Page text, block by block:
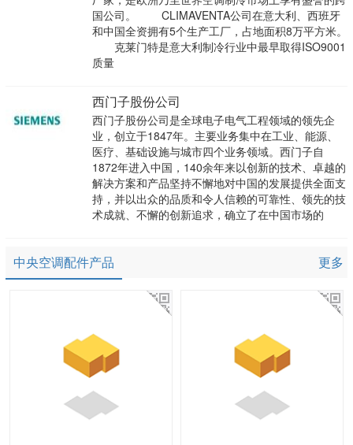
国公司。 CLIMAVENTA公司在意大利、西班牙
和中国全资拥有5个生产工厂，占地面积8万平方米。
克莱门特是意大利制冷行业中最早取得ISO9001
质量
西门子股份公司
西门子股份公司是全球电子电气工程领域的领先企
业，创立于1847年。主要业务集中在工业、能源、
医疗、基础设施与城市四个业务领域。西门子自
1872年进入中国，140余年来以创新的技术、卓越的
解决方案和产品坚持不懈地对中国的发展提供全面支
持，并以出众的品质和令人信赖的可靠性、领先的技
术成就、不懈的创新追求，确立了在中国市场的
中央空调配件产品 更多